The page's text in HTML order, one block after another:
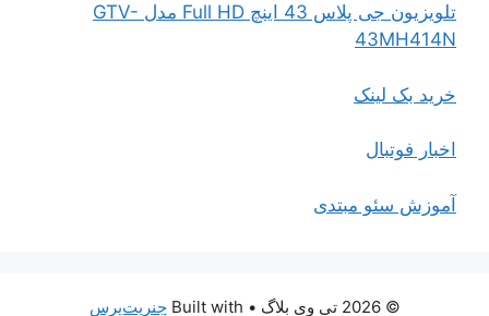
تلویزیون جی پلاس 43 اینچ Full HD مدل GTV-
43MH414N
خرید بک لینک
اخبار فوتبال
آموزش سئو مبتدی
© 2026 تی وی بلاگ • Built with جنریت‌پرس